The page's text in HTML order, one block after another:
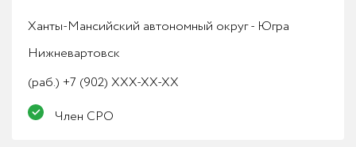
Ханты-Мансийский автономный округ - Югра
Нижневартовск
(раб.) +7 (902) XXX-XX-XX
Член СРО